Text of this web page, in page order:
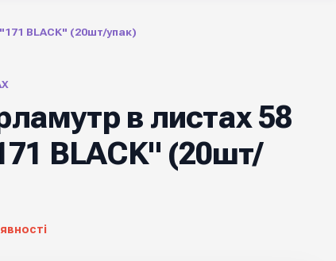
BLACK" (20шт/упак)
в листах 58
BLACK" (20шт/